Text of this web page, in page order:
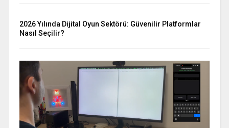
2026 Yılında Dijital Oyun Sektörü: Güvenilir Platformlar
Nasıl Seçilir?